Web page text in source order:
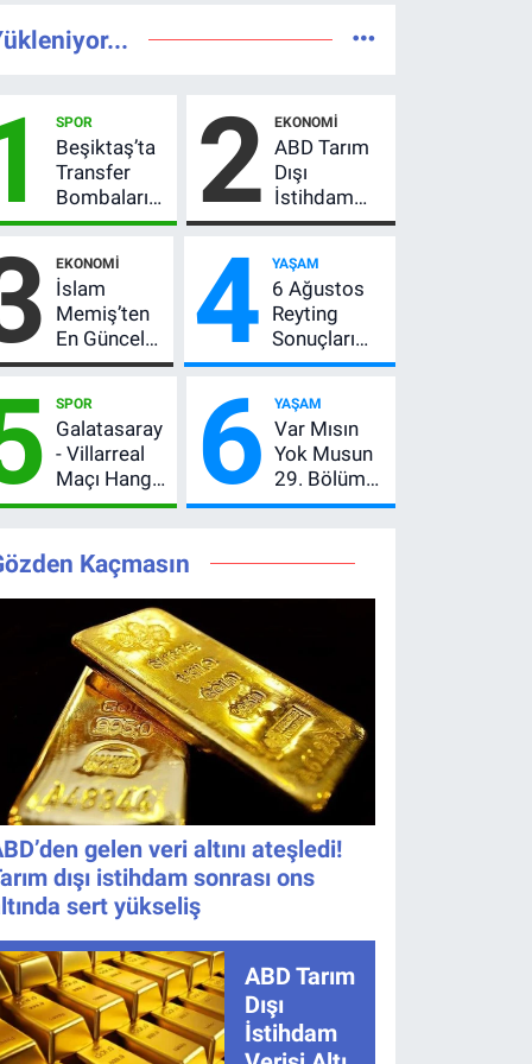
SPOR
Beşiktaş’ta
Transfer
Bombaları
Peş Peşe!
Vlahovic’i
Açıkladı, 5
Yıldız Daha
Listede
2 EKONOMI
ABD Tarım
Dışı
İstihdam
Verisi Altını
Etkiler? Çok
Basit
Anlatımla
Rehber
EKONOMI
İslam
Memiş’ten
En Güncel
Altın
Gram Altın
İçin 6.350
TL Uyarısı,
Yıl Sonu
Beklentisi
4 YAŞAM
6 Ağustos
Reyting
Sonuçları
Açıklandı!
Değiştirdi:
Muhtemel
Aşk,
MasterChef'i
Geride
SPOR
Galatasaray
- Villarreal
Maçı Hangi
Kanalda?
Maçı Ne
Zaman, Saat
Kaçta,
Nereden
İzlenir?
6 YAŞAM
Var Mısın
Yok Musun
29. Bölüm
Ne Zaman?
Oldu!
Kaçmasın
gelen veri altını ateşledi!
dışı istihdam sonrası ons
sert yükseliş
ABD Tarım
Dışı
İstihdam